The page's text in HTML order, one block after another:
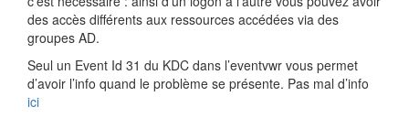
des accès différents aux ressources accédées via des
groupes AD.
Seul un Event Id 31 du KDC dans l’eventvwr vous permet
d’avoir l’info quand le problème se présente. Pas mal d’info
ici